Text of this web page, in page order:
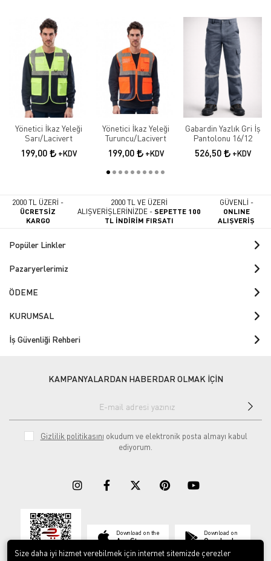
Yönetici İkaz Yeleği
Sarı/Lacivert
199,00 +KDV
Yönetici İkaz Yeleği
Turuncu/Lacivert
199,00 +KDV
Gabardin Yazlık Gri İş
Pantolonu 16/12
526,50 +KDV
2000 TL ÜZERİ -
ÜCRETSİZ
KARGO
2000 TL VE ÜZERİ
ALIŞVERİŞLERİNİZDE -SEPETTE 100
TL İNDİRİM FIRSATI
GÜVENLİ -
ONLINE
ALIŞVERİŞ
Popüler Linkler
Pazaryerlerimiz
ÖDEME
KURUMSAL
İş Güvenliği Rehberi
KAMPANYALARDAN HABERDAR OLMAK İÇİN
Gizlilik politikasını okudum ve elektronik posta almayı kabul
ediyorum.
Download on the
App Store
Download on
Google play
Size daha iyi hizmet verebilmek için internet sitemizde çerezler